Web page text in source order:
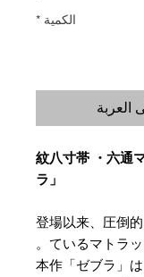
الكمية *
العربة
紋八寸帯 ・六通
ラ」
登場以来、圧倒
ているマトラッ
本作「ゼブラ」